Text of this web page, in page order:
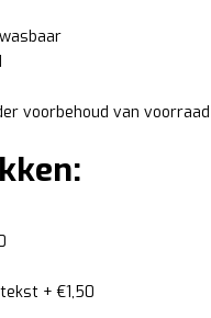
voorbehoud van voorraad
+ €1,50